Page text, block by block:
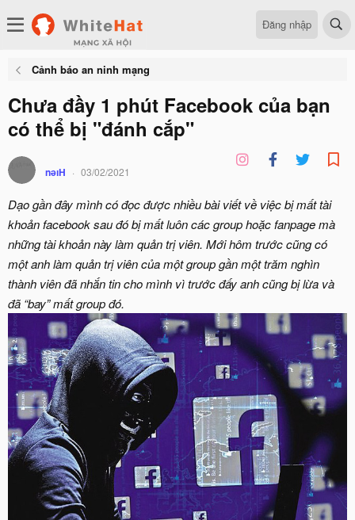
Đăng nhập
Cảnh báo an ninh mạng
Chưa đầy 1 phút Facebook của bạn
có thể bị "đánh cắp"
nǝıH 03/02/2021
Dạo gần đây mình có đọc được nhiều bài viết về việc bị mất tài
khoản facebook sau đó bị mất luôn các group hoặc fanpage mà
những tài khoản này làm quản trị viên. Mới hôm trước cũng có
một anh làm quản trị viên của một group gần một trăm nghìn
thành viên đã nhắn tin cho mình vì trước đấy anh cũng bị lừa và
đã “bay” mất group đó.